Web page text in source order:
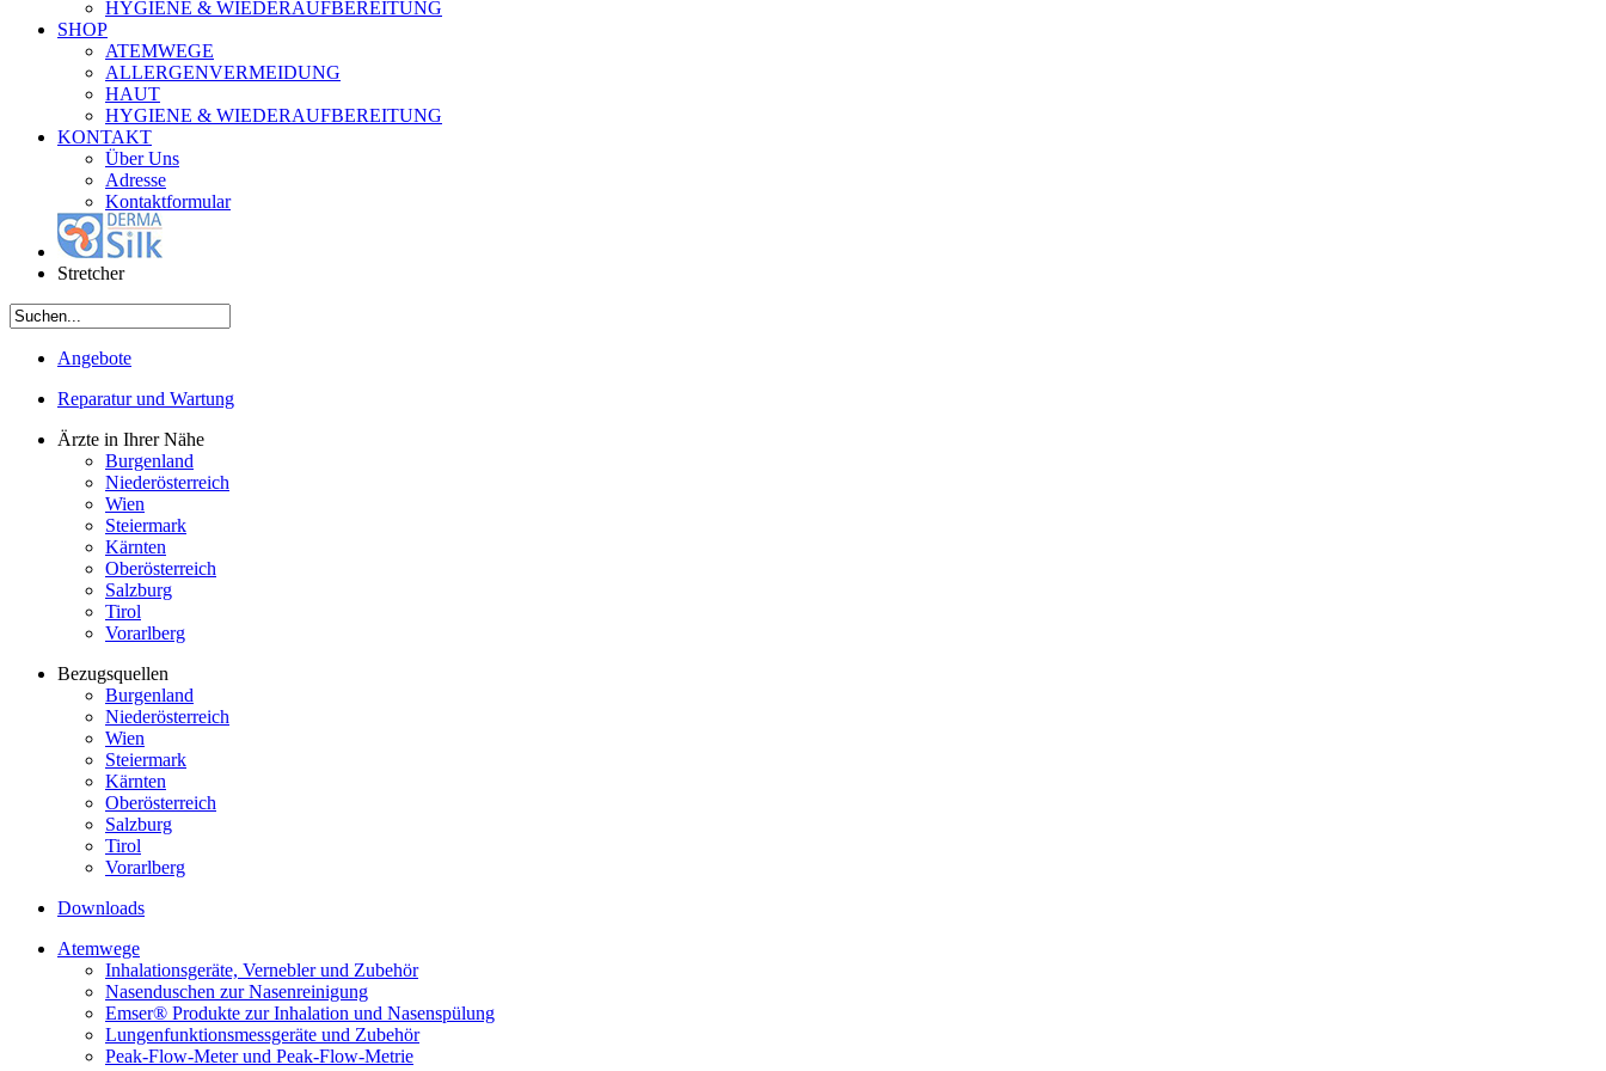
HYGIENE & WIEDERAUFBEREITUNG
SHOP
ATEMWEGE
ALLERGENVERMEIDUNG
HAUT
HYGIENE & WIEDERAUFBEREITUNG
KONTAKT
Über Uns
Adresse
Kontaktformular
Stretcher
Angebote
Reparatur und Wartung
Ärzte in Ihrer Nähe
Burgenland
Niederösterreich
Wien
Steiermark
Kärnten
Oberösterreich
Salzburg
Tirol
Vorarlberg
Bezugsquellen
Burgenland
Niederösterreich
Wien
Steiermark
Kärnten
Oberösterreich
Salzburg
Tirol
Vorarlberg
Downloads
Atemwege
Inhalationsgeräte, Vernebler und Zubehör
Nasenduschen zur Nasenreinigung
Emser® Produkte zur Inhalation und Nasenspülung
Lungenfunktionsmessgeräte und Zubehör
Peak-Flow-Meter und Peak-Flow-Metrie